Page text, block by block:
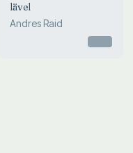
lävel
Andres Raid